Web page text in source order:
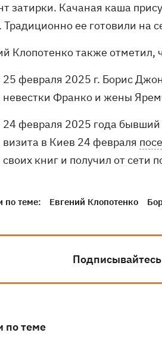
затирки. Качаная каша
Традиционно ее готовили на
Клопотенко также отметил,
25 февраля 2025 г. Борис
невестки Франко и жены
24 февраля 2025 года
визита в Киев 24 февраля
своих книг и получил от сети
по теме: Евгений Клопотенко
Подписывайтесь
по теме